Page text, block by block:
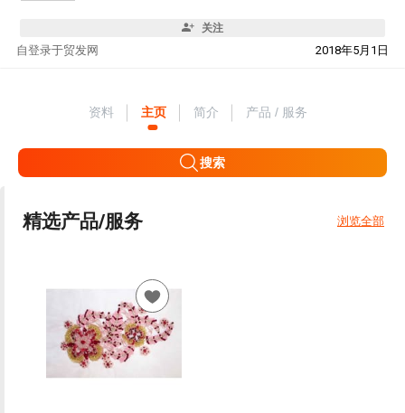
关注
自 2018年5月1日
登录于贸发网
资料 主页 简介 产品 / 服务
搜索
精选产品/服务 浏览全部